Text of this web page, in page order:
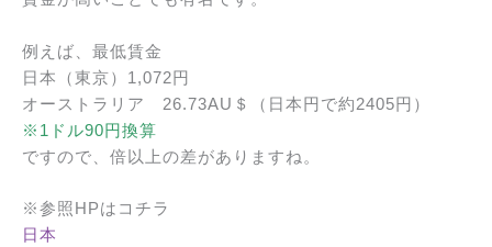
例えば、最低賃金
日本（東京）1,072円
オーストラリア 26.73AU＄（日本円で約2405円）
※1ドル90円換算
ですので、倍以上の差がありますね。
※参照HPはコチラ
日本